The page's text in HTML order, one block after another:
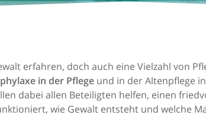
erfahren, doch auch eine Vielzahl von
in der Pflege und in der Altenpflege
dabei allen Beteiligten helfen, einen
wie Gewalt entsteht und welche